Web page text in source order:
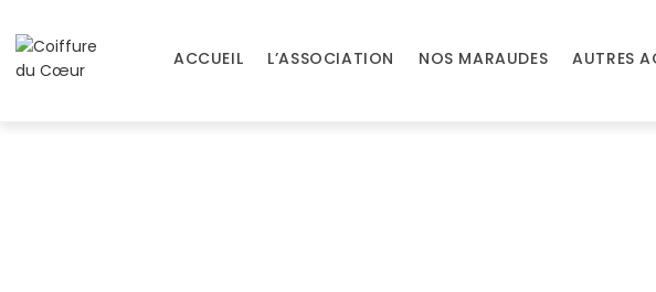
ACCUEIL L’ASSOCIATION NOS MARAUDES AUTRES